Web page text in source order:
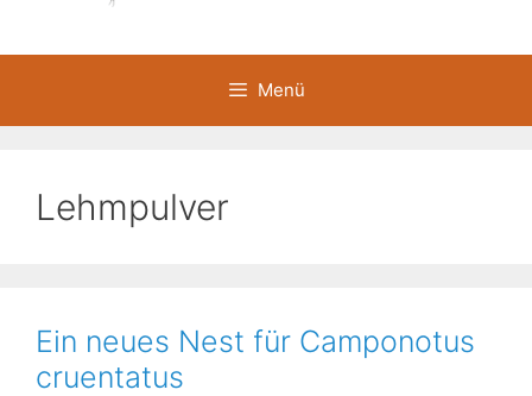
Menü
Lehmpulver
Ein neues Nest für Camponotus
cruentatus